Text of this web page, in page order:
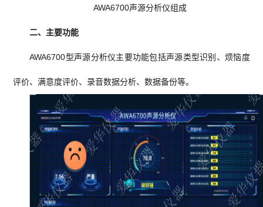
AWA6700声源分析仪组成
二、主要功能
AWA6700型声源分析仪主要功能包括声源类型识别、烦恼度
评价、满意度评价、录音数据分析、数据备份等。